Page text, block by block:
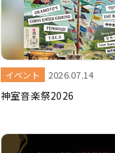
イベント 2026.07.14
神室音楽祭2026